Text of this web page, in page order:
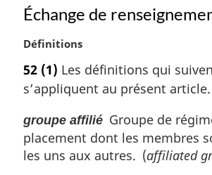
Échange de
N
t
e
a
r
g
Définitions
52 (1) Les définitions qui
s’appliquent au présent article.
groupe affilié Groupe de
placement dont les membres
les uns aux autres. (affiliated